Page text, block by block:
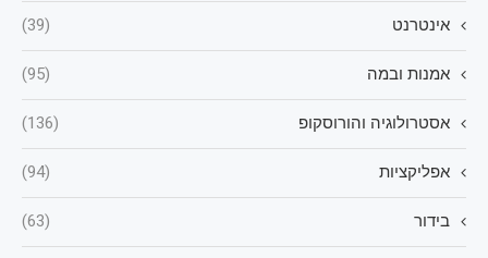
אינטרנט (39)
אמנות ובמה (95)
אסטרולוגיה והורוסקופ (136)
אפליקציות (94)
בידור (63)